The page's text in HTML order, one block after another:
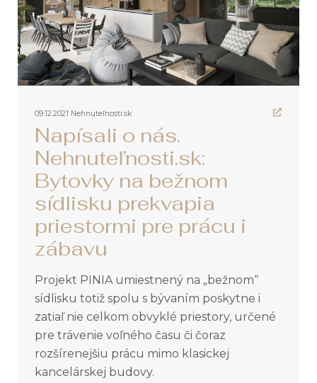
09.12.2021 Nehnuteľnosti.sk
Napísali o nás.
Nehnuteľnosti.sk:
Bytovky na bežnom
sídlisku prekvapia
priestormi pre prácu i
zábavu
Projekt PINIA umiestnený na „bežnom“
sídlisku totiž spolu s bývaním poskytne i
zatiaľ nie celkom obvyklé priestory, určené
pre trávenie voľného času či čoraz
rozšírenejšiu prácu mimo klasickej
kancelárskej budovy.